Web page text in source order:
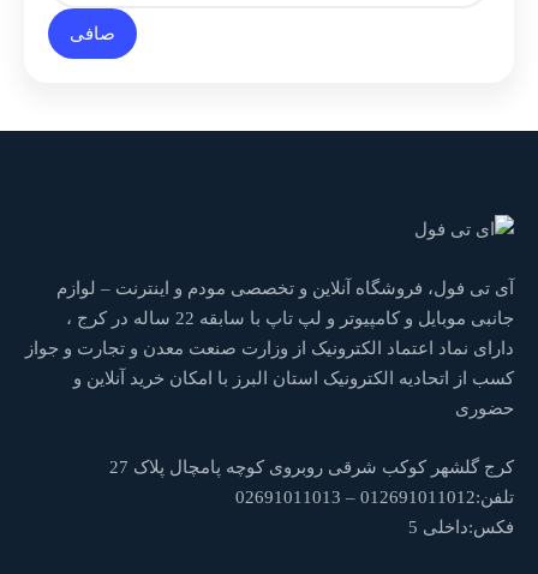
صافی
آی تی فول، فروشگاه آنلاین و تخصصی مودم و اینترنت – لوازم
جانبی موبایل و کامپیوتر و لپ تاپ با سابقه 22 ساله در کرج ،
دارای نماد اعتماد الکترونیک از وزارت صنعت معدن و تجارت و جواز
کسب از اتحادیه الکترونیک استان البرز با امکان خرید آنلاین و
حضوری
کرج گلشهر کوکب شرقی روبروی کوچه پامچال پلاک 27
تلفن:012691011012 – 02691011013
فکس:داخلی 5